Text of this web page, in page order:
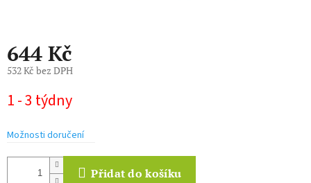
644 Kč
532 Kč bez DPH
cena:
1 - 3 týdny
Možnosti doručení
Přidat do košíku